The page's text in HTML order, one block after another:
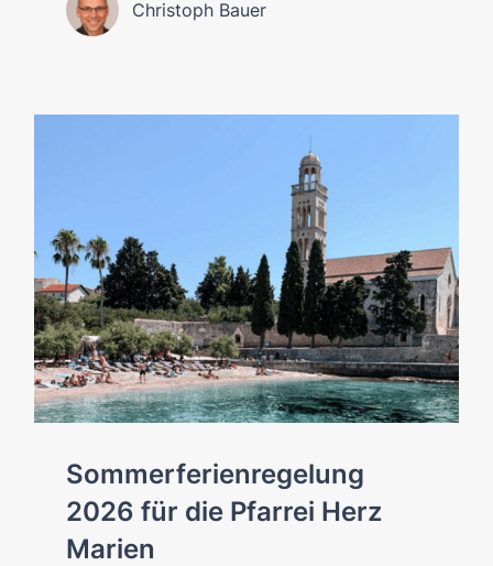
Christoph Bauer
Sommerferienregelung
2026 für die Pfarrei Herz
Marien